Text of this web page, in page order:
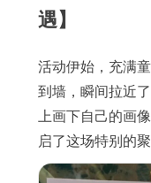
遇】
活动伊始，充满
到墙，瞬间拉近
上画下自己的画
启了这场特别的聚